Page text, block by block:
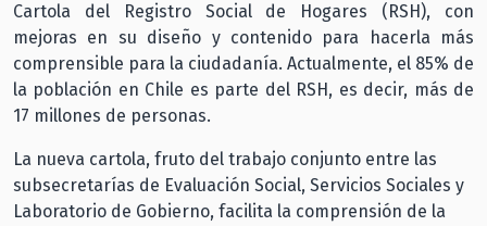
Cartola del Registro Social de Hogares (RSH), con
mejoras en su diseño y contenido para hacerla más
comprensible para la ciudadanía. Actualmente, el 85% de
la población en Chile es parte del RSH, es decir, más de
17 millones de personas.
La nueva cartola, fruto del trabajo conjunto entre las
subsecretarías de Evaluación Social, Servicios Sociales y
Laboratorio de Gobierno, facilita la comprensión de la